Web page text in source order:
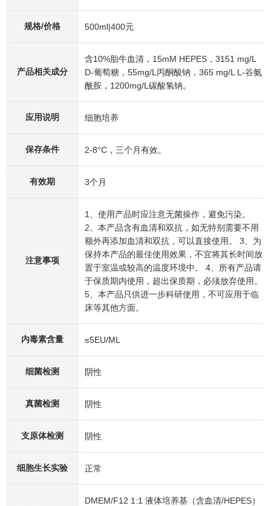
规格/价格 500ml|400元
产品相关成分
含10%胎牛血清，15mM HEPES，3151 mg/L
D-葡萄糖，55mg/L丙酮酸钠，365 mg/L L-谷氨
酰胺，1200mg/L碳酸氢钠。
应用说明 细胞培养
保存条件 2-8°C，三个月有效。
有效期 3个月
注意事项
1、使用产品时应注意无菌操作，避免污染。
2、本产品含有血清和双抗，如无特别需要不用
额外再添加血清和双抗，可以直接使用。 3、为
保持本产品的最佳使用效果，不宜将其长时间放
置于室温或较高的温度环境中。 4、所有产品请
于保质期内使用，超出保质期，必须放弃使用。
5、本产品只供进一步科研使用，不可应用于临
床等其他方面。
内毒素含量 ≤5EU/ML
细菌检测 阴性
真菌检测 阴性
支原体检测 阴性
细胞生长实验 正常
DMEM/F12 1:1 液体培养基（含血清/HEPES）